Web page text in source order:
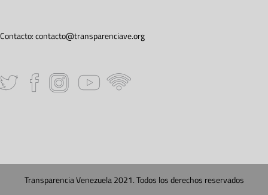
Contacto:contacto@transparenciave.org
Transparencia Venezuela 2021. Todos los derechos reservados